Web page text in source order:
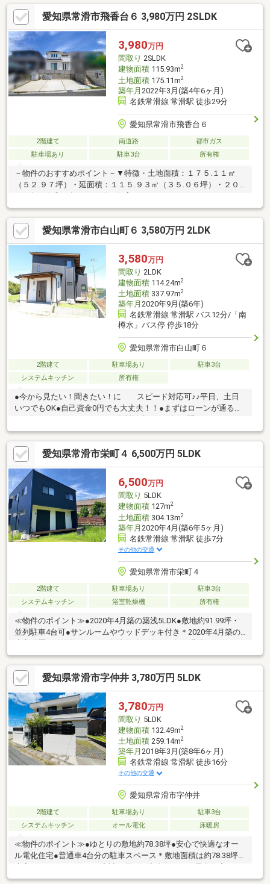
地で来客時も安心。SUVやミニバンもゆったり駐車できます。陽
当り良好な広い庭で家庭菜園も！のびのび育つ閑静な住宅街の戸
建て。■ おすすめポイント ■ ・太陽光（4.4kw）＆蓄電池
（5.6kWh）搭載♪・並列駐車4台可能☆ ・角地☆■ライフ・インフ
ォメーション■・西浦南小学校（徒歩約6分）・南陵中学校（徒歩
約11分）
愛知県常滑市飛香台６ 3,980万円 2SLDK
3,980万円
間取り 2SLDK
建物面積115.93m2
土地面積175.11m2
築年月 2022年3月(築4年6ヶ月)
名鉄常滑線 常滑駅 徒歩29分
愛知県常滑市飛香台６
2階建て 南道路
都市ガス
駐車場あり
駐車3台 所有権
－物件のおすすめポイント－▼特徴・土地面積：１７５.１１㎡
（５２.９７坪）・延面積：１１５.９３㎡（３５.０６坪）・２０
間取り （インナーバルコニー付）・南向きのため、日当たり・
風通し良好・キッチン・浴室・洗面所・2階トイレに窓あり・３台
駐車可能（車種による）▼周辺環境・セブンイレブン常滑市民病
院前店まで２４０ｍ（徒歩３分）・スギ薬局常滑インター店まで
３６０ｍ（徒歩５分）・ベイシアスーパーマーケット常滑インタ
ー店まで４３０ｍ（徒歩６分）物件の詳細はお気軽にお問い合わ
せください！
愛知県常滑市白山町６ 3,580万円 2LDK
3,580万円
間取り 2LDK
建物面積114.24m2
土地面積337.97m2
築年月 2020年9月(築6年)
名鉄常滑線 常滑駅 バス12分/「南
樽水」バス停 停歩18分
愛知県常滑市白山町６
2階建て 駐車場あり
駐車3台
システムキッチン
所有権
●今から見たい！聞きたい！に スピード対応可♪♪平日、土日
いつでもOK●自己資金0円でも大丈夫！！●まずはローンが通る
OK☆●自営業の方、転職後間もない方もお任せください☆
愛知県常滑市栄町４ 6,500万円 5LDK
6,500万円
間取り 5LDK
建物面積127m2
土地面積304.13m2
築年月 2020年4月(築6年5ヶ月)
名鉄常滑線 常滑駅 徒歩7分
その他の交通
愛知県常滑市栄町４
2階建て 駐車場あり
駐車3台
システムキッチン
浴室乾燥機 所有権
≪物件のポイント≫●2020年4月築の築浅5LDK●敷地約91.99坪・
並列駐車4台可●サンルームやウッドデッキ付き＊2020年4月築の
あり、駐車場は並列で4台分を確保しています。20.1帖の広々とし
たLDKやサンルーム、ウッドデッキなど、ご家族で快適に過ごせ
る充実の設備が魅力で、商業活動も可能な邸宅です。≪周辺環境
のポイント≫●常滑駅まで徒歩7分の好立地●やきもの散歩道まで
徒歩5分●コンビニやスーパーが徒歩圏内＊常滑西小学校まで徒歩
9分、コンビニまで徒歩2分、周辺にはスーパーやドラッグストア
も多数！
愛知県常滑市字仲井 3,780万円 5LDK
3,780万円
間取り 5LDK
建物面積132.49m2
土地面積259.14m2
築年月 2018年3月(築8年6ヶ月)
名鉄常滑線 常滑駅 徒歩16分
その他の交通
愛知県常滑市字仲井
2階建て 駐車場あり
駐車3台
システムキッチン
オール電化 床暖房
≪物件のポイント≫●ゆとりの敷地約78.38坪●安心で快適なオー
ル電化住宅●普通車4台分の駐車スペース＊敷地面積は約78.38坪と
19帖の広々としたLDKには床暖房やウッドデッキが完備されてお